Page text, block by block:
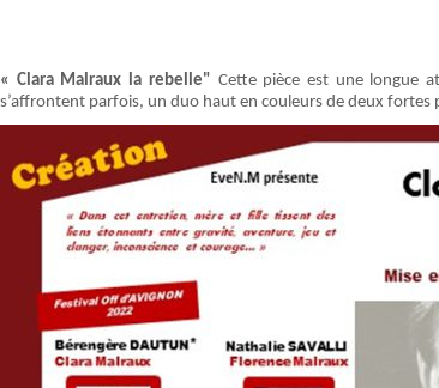
« Clara Malraux la rebelle" Cette pièce est une longue
s’affrontent parfois, un duo haut en couleurs de deux fortes